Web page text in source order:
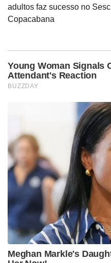
Post
adultos faz sucesso no Sesc
Copacabana